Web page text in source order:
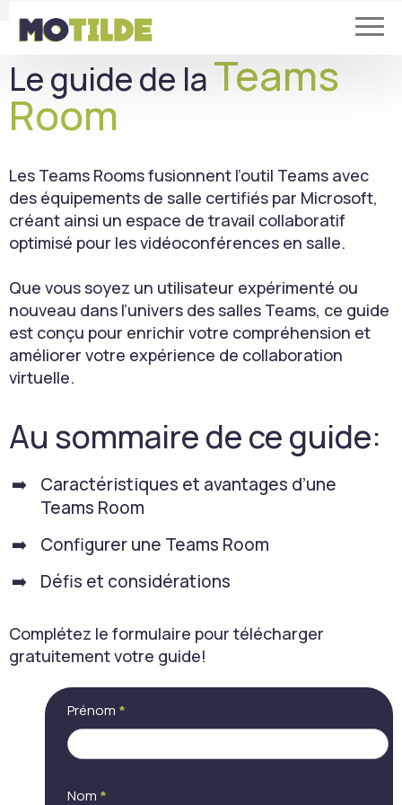
Le guide de laTeams
Room
Les Teams Rooms fusionnent l’outil Teams avec
des équipements de salle certifiés par Microsoft,
créant ainsi un espace de travail collaboratif
optimisé pour les vidéoconférences en salle.
Que vous soyez un utilisateur expérimenté ou
nouveau dans l’univers des salles Teams, ce guide
est conçu pour enrichir votre compréhension et
améliorer votre expérience de collaboration
virtuelle.
Au sommaire de ce guide:
Caractéristiques et avantages d’une
Teams Room
Configurer une Teams Room
Défis et considérations
Complétez le formulaire pour télécharger
gratuitement votre guide!
Guide
de la
Zoom
Prénom *
Nom *
vous
êtes
un